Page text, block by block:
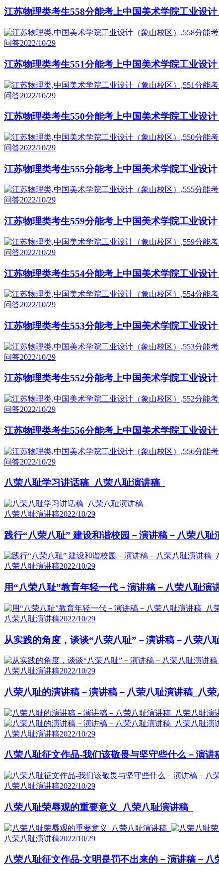
江苏物理类考生558分能考上中国美术学院工业设
问答2022/10/29
江苏物理类考生551分能考上中国美术学院工业设
问答2022/10/29
江苏物理类考生550分能考上中国美术学院工业设
问答2022/10/29
江苏物理类考生555分能考上中国美术学院工业设
问答2022/10/29
江苏物理类考生559分能考上中国美术学院工业设
问答2022/10/29
江苏物理类考生554分能考上中国美术学院工业设
问答2022/10/29
江苏物理类考生553分能考上中国美术学院工业设
问答2022/10/29
江苏物理类考生552分能考上中国美术学院工业设
问答2022/10/29
江苏物理类考生556分能考上中国美术学院工业设
问答2022/10/29
八荣八耻学习讲话稿_八荣八耻演讲稿_
八荣八耻演讲稿2022/10/29
践行“八荣八耻” 建设和谐校园－演讲稿－八荣八耻
八荣八耻演讲稿2022/10/29
用“八荣八耻”教育年轻一代－演讲稿－八荣八耻演
八荣八耻演讲稿2022/10/29
从实践的角度，谈谈“八荣八耻”－演讲稿－八荣八
八荣八耻演讲稿2022/10/29
八荣八耻的演讲稿－演讲稿－八荣八耻演讲稿_八荣
八荣八耻演讲稿2022/10/29
八荣八耻征文作品-我们该敬畏与坚守些什么－演讲
八荣八耻演讲稿2022/10/29
八荣八耻荣辱观的重要意义_八荣八耻演讲稿_
八荣八耻演讲稿2022/10/29
八荣八耻征文作品-文明是罚不出来的－演讲稿－八